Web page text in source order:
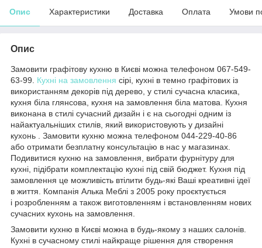
Опис Характеристики Доставка Оплата Умови
Опис
Замовити графітову кухню в Києві можна телефоном 067-549-
63-99. Кухні на замовлення сірі, кухні в темно графітових із
використанням декорів під дерево, у стилі сучасна класика,
кухня біла глянсова, кухня на замовлення біла матова. Кухня
виконана в стилі сучасний дизайн і є на сьогодні одним із
найактуальніших стилів, який використовують у дизайні
кухонь . Замовити кухню можна телефоном 044-229-40-86
або отримати безплатну консультацію в нас у магазинах.
Подивитися кухню на замовлення, вибрати фурнітуру для
кухні, підібрати комплектацію кухні під свій бюджет. Кухня під
замовлення це можливість втілити будь-які Ваші креативні ідеї
в життя. Компанія Алька Меблі з 2005 року проєктується
і розробленням а також виготовленням і встановленням нових
сучасних кухонь на замовлення.
Замовити кухню в Києві можна в будь-якому з наших салонів.
Кухні в сучасному стилі найкраще рішення для створення